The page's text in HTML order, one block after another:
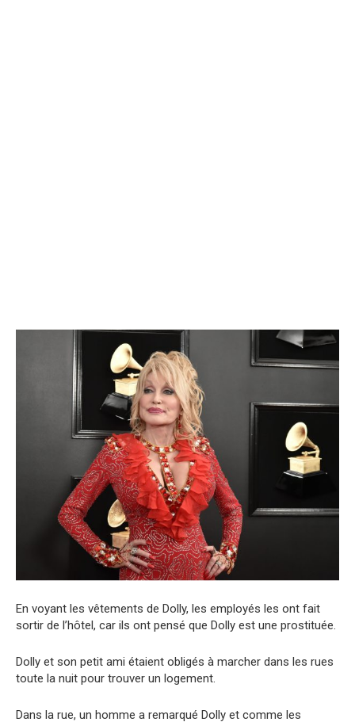
En voyant les vêtements de Dolly, les employés les ont fait
sortir de l’hôtel, car ils ont pensé que Dolly est une prostituée.
Dolly et son petit ami étaient obligés à marcher dans les rues
toute la nuit pour trouver un logement.
Dans la rue, un homme a remarqué Dolly et comme les